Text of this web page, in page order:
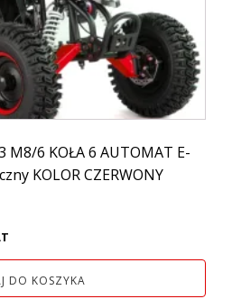
M8/6 KOŁA 6 AUTOMAT E-
KOLOR CZERWONY
DO KOSZYKA